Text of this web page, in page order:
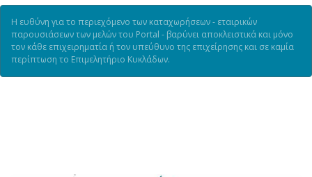
Η ευθύνη για το περιεχόμενο των καταχωρήσεων - εταιρικών
παρουσιάσεων των μελών του Portal - βαρύνει αποκλειστικά και μόνο
τον κάθε επιχειρηματία ή τον υπεύθυνο της επιχείρησης και σε καμία
περίπτωση το Επιμελητήριο Κυκλάδων.